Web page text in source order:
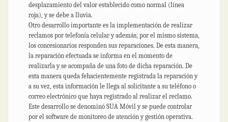
desplazamiento del valor establecido como normal (línea
roja), y se debe a lluvia.
Otro desarrollo importante es la implementación de realizar
reclamos por telefonía celular y además, por el mismo sistema,
los concesionarios responden sus reparaciones. De esta manera,
la reparación efectuada se informa en el momento de
realizarla y se acompaña de una foto de dicha reparación. De
esta manera queda fehacientemente registrada la reparación y
a su vez, esta información le llega al solicitante a su teléfono o
correo electrónico que haya registrado al realizar el reclamo.
Este desarrollo se denominó SUA Móvil y se puede controlar
por el software de monitoreo de atención y gestión operativa.